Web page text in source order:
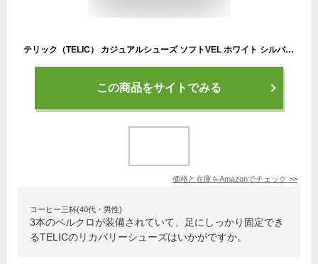
テリック（TELIC） カジュアルシューズ ソフトVEL ホワイト シルバー TL-009 WHTSL スニーカー ベルクロ リカバリーシューズ 厚底 （ホワイト×シルバー/２３．５/Men's、Lady's）
この商品をサイトでみる
価格と在庫をAmazonでチェック >>
コーヒー三杯(40代・男性)
3本のベルクロが装備されていて、足にしっかり固定でき
るTELICのリカバリーシューズはいかがですか。